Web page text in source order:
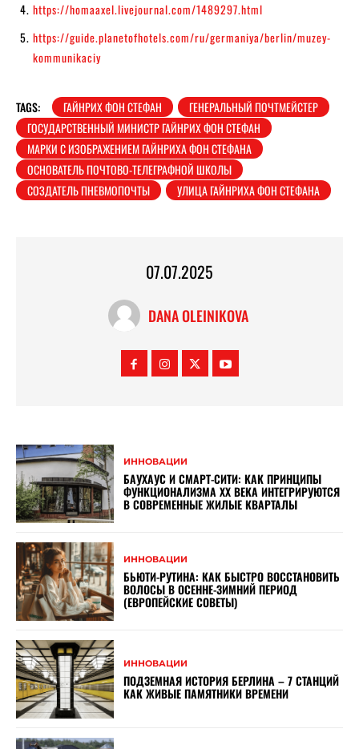
https://homaaxel.livejournal.com/1489297.html
https://guide.planetofhotels.com/ru/germaniya/berlin/muzey-
kommunikaciy
TAGS: ГАЙНРИХ ФОН СТЕФАН
ГЕНЕРАЛЬНЫЙ ПОЧТМЕЙСТЕР
ГОСУДАРСТВЕННЫЙ МИНИСТР ГАЙНРИХ ФОН СТЕФАН
МАРКИ С ИЗОБРАЖЕНИЕМ ГАЙНРИХА ФОН СТЕФАНА
ОСНОВАТЕЛЬ ПОЧТОВО-ТЕЛЕГРАФНОЙ ШКОЛЫ
СОЗДАТЕЛЬ ПНЕВМОПОЧТЫ
УЛИЦА ГАЙНРИХА ФОН СТЕФАНА
07.07.2025
DANA OLEINIKOVA
ИННОВАЦИИ
БАУХАУС И СМАРТ-СИТИ: КАК ПРИНЦИПЫ
ФУНКЦИОНАЛИЗМА XX ВЕКА ИНТЕГРИРУЮТСЯ
В СОВРЕМЕННЫЕ ЖИЛЫЕ КВАРТАЛЫ
ИННОВАЦИИ
БЬЮТИ-РУТИНА: КАК БЫСТРО ВОССТАНОВИТЬ
ВОЛОСЫ В ОСЕННЕ-ЗИМНИЙ ПЕРИОД
(ЕВРОПЕЙСКИЕ СОВЕТЫ)
ИННОВАЦИИ
ПОДЗЕМНАЯ ИСТОРИЯ БЕРЛИНА – 7 СТАНЦИЙ
КАК ЖИВЫЕ ПАМЯТНИКИ ВРЕМЕНИ